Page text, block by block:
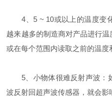
4、5 ~ 10或以上的温度变
越来越多的制造商对产品进行
或在每个范围内读取之前的温度
5、小物体很难反射声波：
波反射回超声波传感器，就会影